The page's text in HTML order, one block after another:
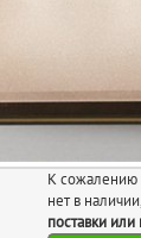
К сожалению
нет в
поставки или